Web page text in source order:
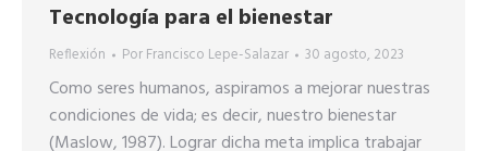
Tecnología para el bienestar
Reflexión PorFrancisco Lepe-Salazar 30 agosto, 2023
Como seres humanos, aspiramos a mejorar nuestras
condiciones de vida; es decir, nuestro bienestar
(Maslow, 1987). Lograr dicha meta implica trabajar